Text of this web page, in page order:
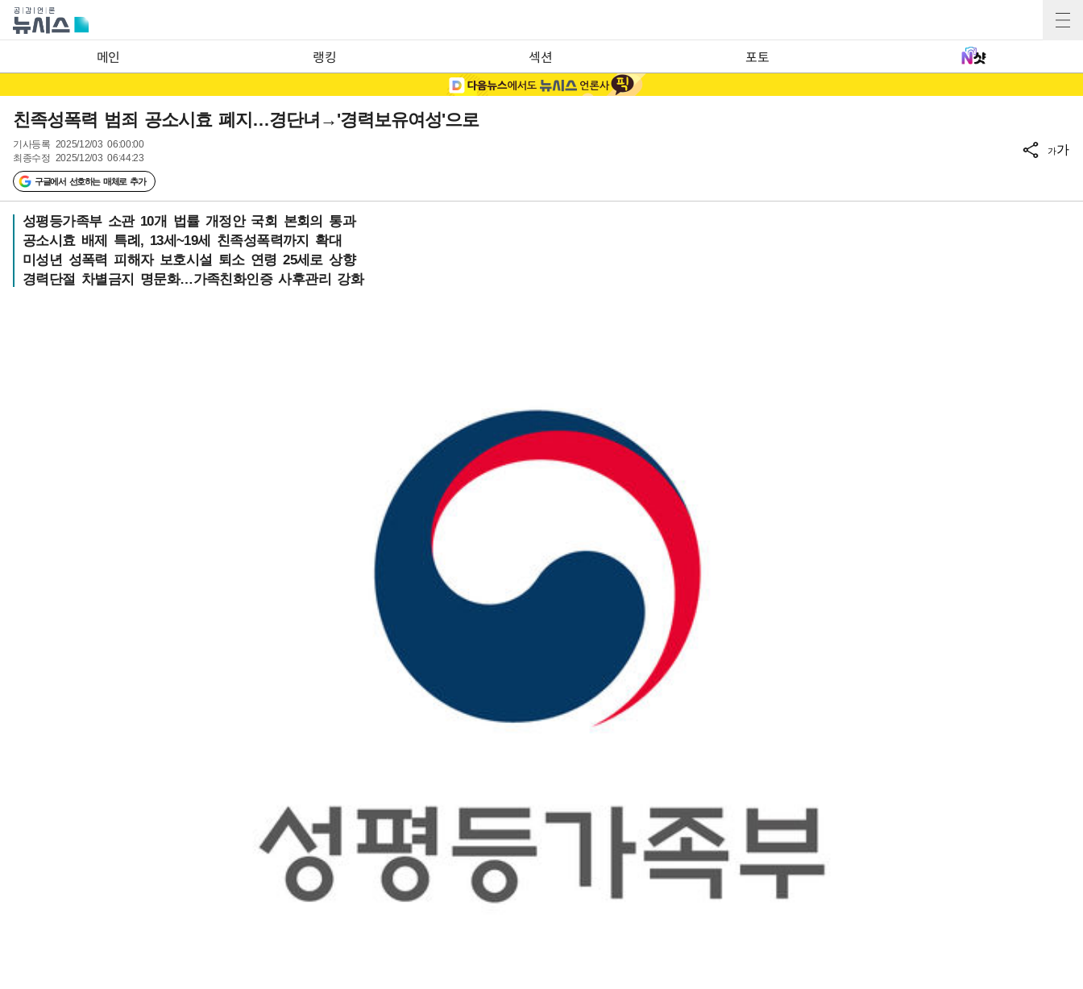
메인 랭킹 섹션 포토
친족성폭력 범죄 공소시효 폐지…경단녀→'경력보유여성'으로
기사등록 2025/12/03 06:00:00
최종수정 2025/12/03 06:44:23
구글에서 선호하는 매체로 추가
가가
성평등가족부 소관 10개 법률 개정안 국회 본회의 통과
공소시효 배제 특례, 13세~19세 친족성폭력까지 확대
미성년 성폭력 피해자 보호시설 퇴소 연령 25세로 상향
경력단절 차별금지 명문화…가족친화인증 사후관리 강화